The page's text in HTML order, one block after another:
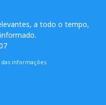
a todo o tempo,
das informações